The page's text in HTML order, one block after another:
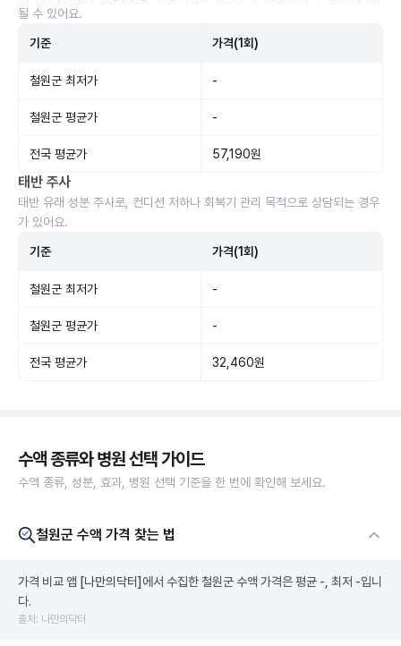
될 수 있어요.
기준 가격(1회)
철원군 최저가 -
철원군 평균가 -
전국 평균가 57,190원
태반 주사
태반 유래 성분 주사로, 컨디션 저하나 회복기 관리 목적으로 상담되는 경우
가 있어요.
기준 가격(1회)
철원군 최저가 -
철원군 평균가 -
전국 평균가 32,460원
수액 종류와 병원 선택 가이드
수액 종류, 성분, 효과, 병원 선택 기준을 한 번에 확인해 보세요.
철원군 수액 가격 찾는 법
가격 비교 앱 [나만의닥터] 에서 수집한 철원군 수액 가격은 평균 -, 최저 -입니
다.
출처: 나만의닥터